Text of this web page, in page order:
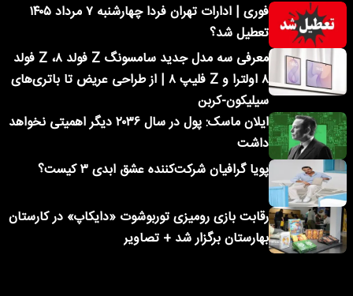
فوری | ادارات تهران فردا چهارشنبه ۷ مرداد ۱۴۰۵
تعطیل شد؟
معرفی سه مدل جدید سامسونگ Z فولد ۸، Z فولد
۸ اولترا و Z فلیپ ۸ | از طراحی عریض تا باتری‌های
سیلیکون-کربن
ایلان ماسک: پول در سال ۲۰۳۶ دیگر اهمیتی نخواهد
داشت
پویا گرافیان شرکت‌کننده عشق ابدی ۳ کیست؟
رقابت بازی رومیزی توربوشوت «دایکاپ» در کارستان
بهارستان برگزار شد + تصاویر